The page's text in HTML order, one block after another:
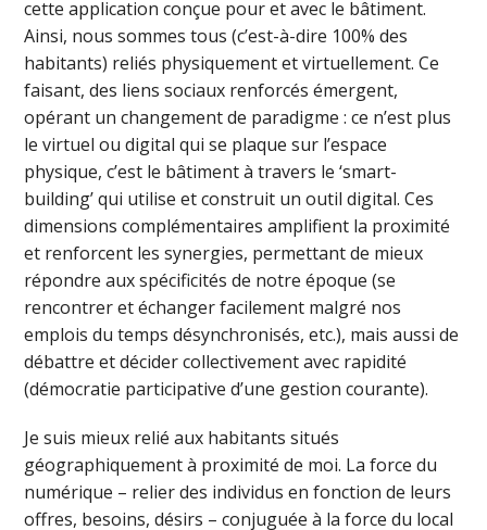
cette application conçue pour et avec le bâtiment.
Ainsi, nous sommes tous (c’est-à-dire 100% des
habitants) reliés physiquement et virtuellement. Ce
faisant, des liens sociaux renforcés émergent,
opérant un changement de paradigme : ce n’est plus
le virtuel ou digital qui se plaque sur l’espace
physique, c’est le bâtiment à travers le ‘smart-
building’ qui utilise et construit un outil digital. Ces
dimensions complémentaires amplifient la proximité
et renforcent les synergies, permettant de mieux
répondre aux spécificités de notre époque (se
rencontrer et échanger facilement malgré nos
emplois du temps désynchronisés, etc.), mais aussi de
débattre et décider collectivement avec rapidité
(démocratie participative d’une gestion courante).
Je suis mieux relié aux habitants situés
géographiquement à proximité de moi. La force du
numérique – relier des individus en fonction de leurs
offres, besoins, désirs – conjuguée à la force du local